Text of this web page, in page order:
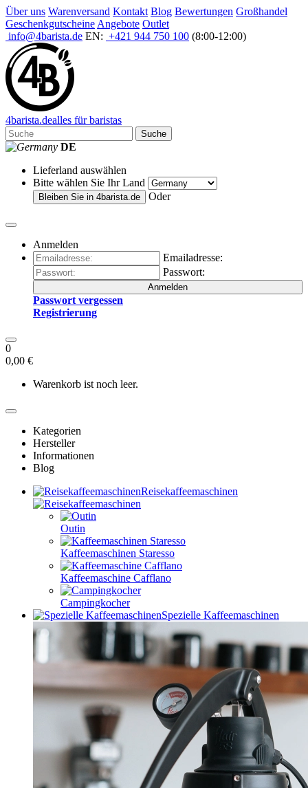
Über uns Warenversand Kontakt Blog Bewertungen Großhandel
Geschenkgutscheine Angebote Outlet
info@4barista.de EN: +421 944 750 100 (8:00-12:00)
4barista.dealles für baristas
Suche
DE
Lieferland auswählen
Bitte wählen Sie Ihr Land
Bleiben Sie in 4barista.de Oder
Anmelden
Emailadresse:
Passwort:
Anmelden
Passwort vergessen
Registrierung
0
0,00 €
Warenkorb ist noch leer.
Kategorien
Hersteller
Informationen
Blog
Reisekaffeemaschinen
Outin
Kaffeemaschinen Staresso
Kaffeemaschine Cafflano
Campingkocher
Spezielle Kaffeemaschinen